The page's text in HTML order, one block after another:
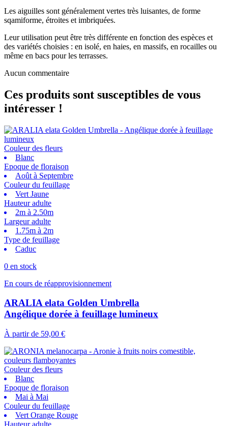
Les aiguilles sont généralement vertes très luisantes, de forme
sqamiforme, étroites et imbriquées.
Leur utilisation peut être très différente en fonction des espèces et
des variétés choisies : en isolé, en haies, en massifs, en rocailles ou
même en bacs pour les terrasses.
Aucun commentaire
Ces produits sont susceptibles de vous
intéresser !
Couleur des fleurs
Blanc
Epoque de floraison
Août à Septembre
Couleur du feuillage
Vert Jaune
Hauteur adulte
2m à 2.50m
Largeur adulte
1.75m à 2m
Type de feuillage
Caduc
0 en stock
En cours de réapprovisionnement
ARALIA elata Golden Umbrella
Angélique dorée à feuillage lumineux
À partir de 59,00 €
Couleur des fleurs
Blanc
Epoque de floraison
Mai à Mai
Couleur du feuillage
Vert Orange Rouge
Hauteur adulte